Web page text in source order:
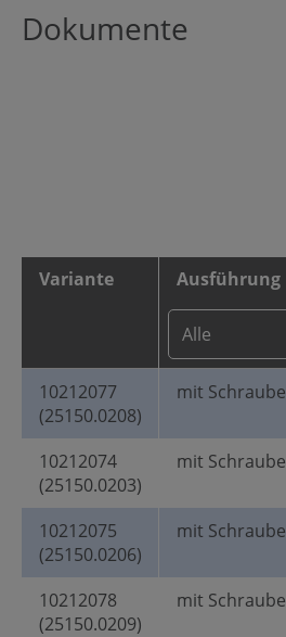
Dokumente
Variante Ausführung
10212077
(25150.0208)
mit Schraube
10212074
(25150.0203)
mit Schraube
10212075
(25150.0206)
mit Schraube
10212078
(25150.0209)
mit Schraube